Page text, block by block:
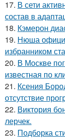
17. В сети
состав в
18. Кэмерон
19. Нюша
избранником
20. В Москве
известная по
21. Ксения
отсутствие
22. Виктория
лерчек.
23. Подборка